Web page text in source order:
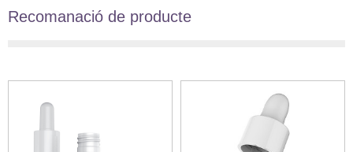
Recomanació de producte